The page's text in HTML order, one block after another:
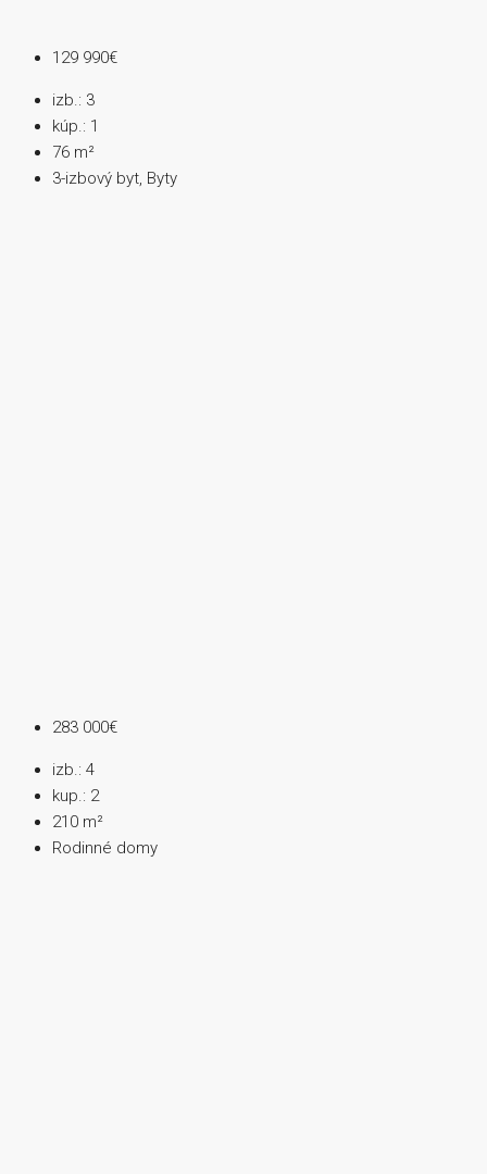
129 990€
izb.: 3
kúp.: 1
76 m²
3-izbový byt, Byty
283 000€
izb.: 4
kup.: 2
210 m²
Rodinné domy